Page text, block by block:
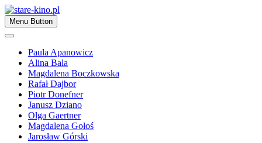
Skip
to
content
stare-kino.pl
Zapraszamy
Menu Button
Paula Apanowicz
Alina Bala
Magdalena Boczkowska
Rafał Dajbor
Piotr Donefner
Janusz Dziano
Olga Gaertner
Magdalena Gołoś
Jarosław Górski